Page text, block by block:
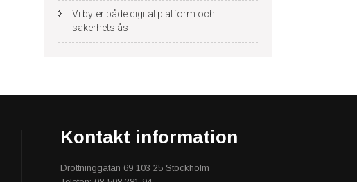
Vi byter både digital platform och
säkerhetslås
Kontakt information
Drottninggatan 69 103 25 Stockholm